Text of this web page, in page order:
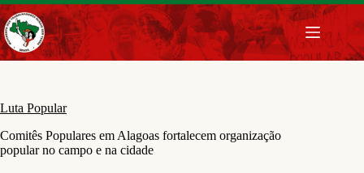
Pular
para
o
conteúdo
Luta Popular
Comitês Populares em Alagoas fortalecem organização
popular no campo e na cidade